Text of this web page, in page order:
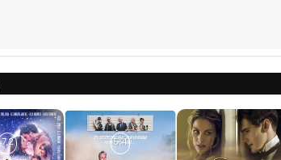
7,2 5,4